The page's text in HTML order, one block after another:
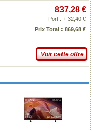
837,28 €
Port : + 32,40 €
Prix Total : 869,68 €
Voir cette offre